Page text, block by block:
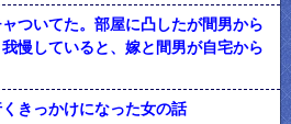
ついてた。部屋に凸したが間男から
慢していると、嫁と間男が自宅から
きっかけになった女の話